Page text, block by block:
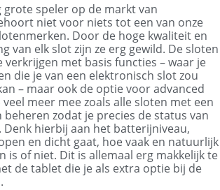
grote speler op de markt van
niet voor niets tot een van onze
Door de hoge kwaliteit en
van elk slot zijn ze erg gewild. De sloten
verkrijgen met basis functies – waar je
die je van een elektronisch slot zou
– maar ook de optie voor advanced
meer mee zoals alle sloten met een
zodat je precies de status van
Denk hierbij aan het batterijniveau,
en dicht gaat, hoe vaak en natuurlijk
is of niet. Dit is allemaal erg makkelijk te
de tablet die je als extra optie bij de